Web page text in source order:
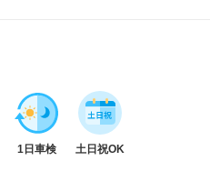
1日車検 土日祝OK